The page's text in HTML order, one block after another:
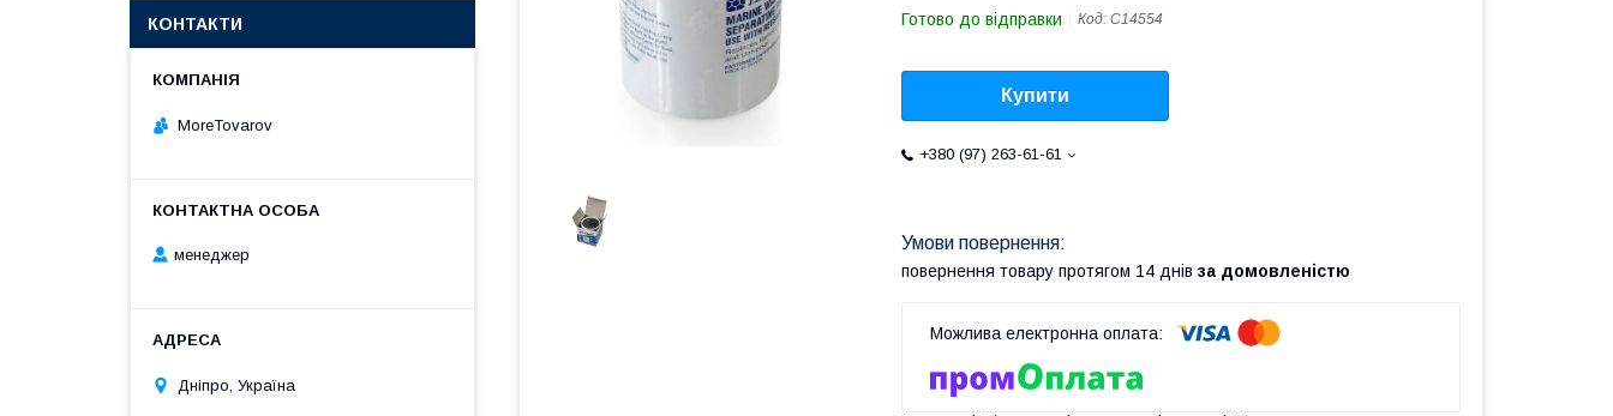
Готово до відправки Код: C14554
Купити
+380 (97) 263-61-61
повернення товару протягом 14 днів за домовленістю
КОНТАКТИ
MoreTovarov
менеджер
Дніпро, Україна